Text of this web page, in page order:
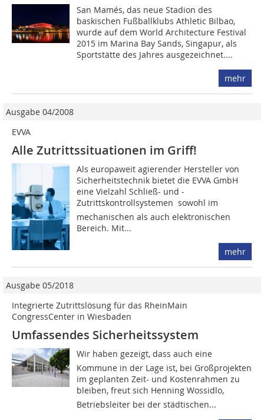
San Mamés, das neue Stadion des
baskischen Fußballklubs Athletic Bilbao,
wurde auf dem World Architecture ­Festival
2015 im Marina Bay Sands, ­Singapur, als
Sportstätte des Jahres ausgezeichnet....
mehr
Ausgabe 04/2008
EVVA
Alle Zutrittssituationen im Griff!
Als europaweit agierender Hersteller von
Sicherheitstechnik bietet die EVVA GmbH
eine Vielzahl Schließ- und ­
Zutrittskontrollsystemen  sowohl im
mechanischen als auch elektronischen
Bereich. Mit...
mehr
Ausgabe 05/2018
Integrierte Zutrittslösung für das RheinMain
CongressCenter in Wiesbaden
Umfassendes Sicherheitssystem
Wir haben gezeigt, dass auch eine
Kommune in der Lage ist, bei Großprojekten
im geplanten Zeit- und Kostenrahmen zu
bleiben, freut sich Henning Wossidlo,
Betriebsleiter bei der städtischen...